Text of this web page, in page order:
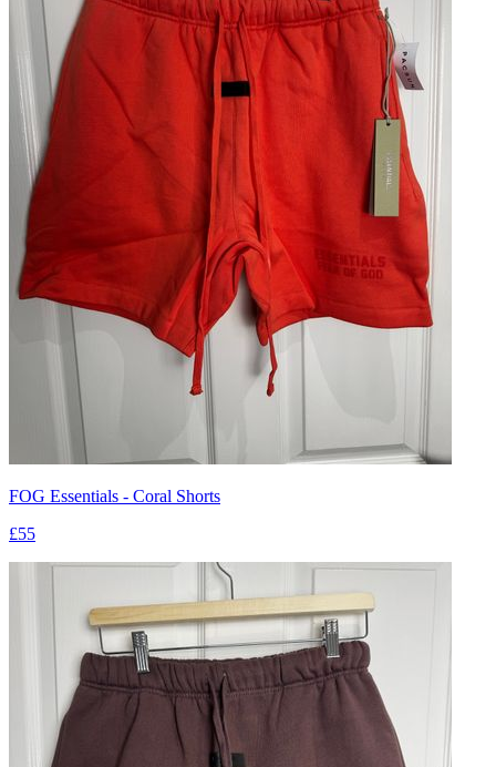
FOG Essentials - Coral Shorts
£55